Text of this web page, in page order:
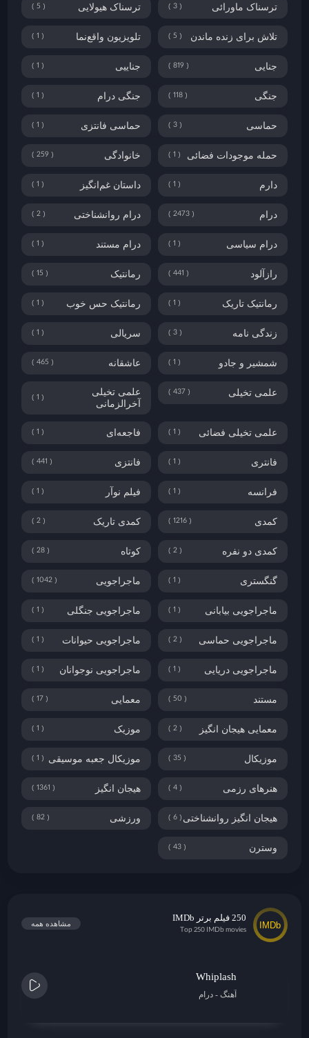
ترسناک ماورائی 3 ترسناک هیولایی 5
تلاش برای زنده ماندن 5 تلویزیون واقع‌نما 1
جنایی 819 جناییی 1
جنگی 118 جنگی درام 1
حماسی 3 حماسی فانتزی 1
حمله موجودات فضائی 1 خانوادگی 259
دارم 1 داستان غم‌انگیز 1
درام 2473 درام روانشناختی 2
درام سیاسی 1 درام مستند 1
رازآلود 441 رمانتیک 15
رمانتیک تاریک 1 رمانتیک حس خوب 1
زندگی نامه 3 سریالی 1
شمشیر و جادو 1 عاشقانه 465
علمی تخیلی 437
علمی تخیلی
آخرالزمانی
1
علمی تخیلی فضائی 1 فاجعه‌ای 1
فانتری 1 فانتزی 441
فرانسه 1 فیلم نوآر 1
کمدی 1216 کمدی تاریک 2
کمدی دو نفره 2 کوتاه 28
گنگستری 1 ماجراجویی 1042
ماجراجویی بیابانی 1 ماجراجویی جنگلی 1
ماجراجویی حماسی 2 ماجراجویی حیوانات 1
ماجراجویی دریایی 1 ماجراجویی نوجوانان 1
مستند 50 معمایی 17
معمایی هیجان انگیز 2 موزیک 1
موزیکال 35 موزیکال جعبه موسیقی 1
هنرهای رزمی 4 هیجان انگیز 1361
هیجان انگیز روانشناختی 6 ورزشی 82
وسترن 43
250 فیلم برتر IMDb
Top 250 IMDb movies
مشاهده همه
Whiplash
آهنگ درام